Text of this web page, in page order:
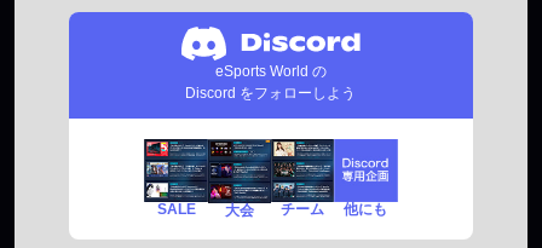
eSports World の
Discord をフォローしよう
SALE 大会 チーム 他にも